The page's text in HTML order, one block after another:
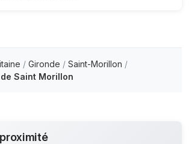
/ Gironde / Saint-Morillon /
Saint Morillon